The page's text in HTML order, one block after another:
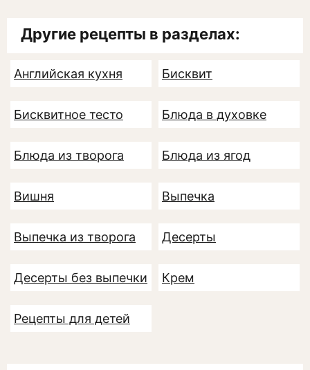
Другие рецепты в разделах:
Английская кухня Бисквит
Бисквитное тесто Блюда в духовке
Блюда из творога Блюда из ягод
Вишня Выпечка
Выпечка из творога Десерты
Десерты без выпечки Крем
Рецепты для детей